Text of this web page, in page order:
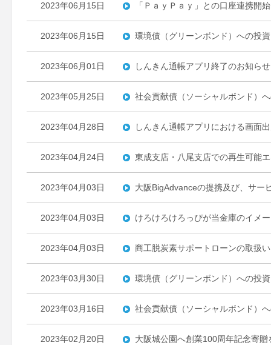
2023年06月15日 「ＰａｙＰａｙ」との口座連携開
2023年06月15日 環境債（グリーンボンド）への投
2023年06月01日 しんきん通帳アプリ終了のお知らせ
2023年05月25日 社会貢献債（ソーシャルボンド）
2023年04月28日 しんきん通帳アプリにおける画面
2023年04月24日 東成支店・八尾支店での再生可能
2023年04月03日 大阪BigAdvanceの提携及び、サー
2023年04月03日 けろけろけろっぴが当金庫のイメ
2023年04月03日 商工脱炭素サポートローンの取扱
2023年03月30日 環境債（グリーンボンド）への投
2023年03月16日 社会貢献債（ソーシャルボンド）
2023年02月20日 大阪城公園へ創業100周年記念寄贈